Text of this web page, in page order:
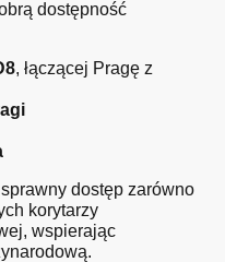
dostępność
, łączącej Pragę z
dostęp zarówno
korytarzy
wspierając